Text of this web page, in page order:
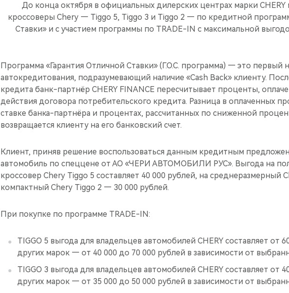
До конца октября в официальных дилерских центрах марки
кроссоверы Chery — Tiggo 5, Tiggo 3 и Tiggo 2 — по кредитной
Cтавки» и с участием программы по TRADE-IN с максимальной
Программа «Гарантия Отличной Ставки» (Г.О.С. программа) — это первый
автокредитования, подразумевающий наличие «Cash Back» клиенту.
кредита банк-партнёр CHERY FINANCE пересчитывает проценты,
действия договора потребительского кредита. Разница в оплаченных
ставке банка-партнёра и процентах, рассчитанных по сниженной
возвращается клиенту на его банковский счет.
Клиент, приняв решение воспользоваться данным кредитным
автомобиль по спеццене от АО «ЧЕРИ АВТОМОБИЛИ РУС». Выгода на
кроссовер Chery Tiggo 5 составляет 40 000 рублей, на среднеразмерный
компактный Chery Tiggo 2 — 30 000 рублей.
При покупке по программе TRADE-IN:
TIGGO 5 выгода для владельцев автомобилей CHERY составляет от
других марок — от 40 000 до 70 000 рублей в зависимости от
TIGGO 3 выгода для владельцев автомобилей CHERY составляет от
других марок — от 35 000 до 50 000 рублей в зависимости от